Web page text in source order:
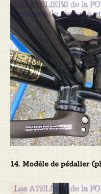
14. Modèle de pédalier